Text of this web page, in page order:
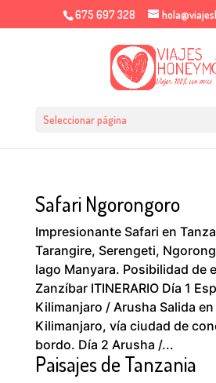
675 697 328
Seleccionar página
Safari Ngorongoro
Impresionante Safari en
Tarangire, Serengeti,
lago Manyara. Posibilidad de
Zanzíbar ITINERARIO Día 1
Kilimanjaro / Arusha Salida
Kilimanjaro, vía ciudad de
bordo. Día 2 Arusha /...
Paisajes de Tanzania